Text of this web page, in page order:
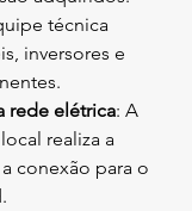
técnica
inversores e
rede elétrica: A
realiza a
conexão para o